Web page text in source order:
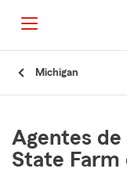
Michigan
Agentes de
State Farm